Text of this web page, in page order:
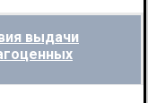
выдачи